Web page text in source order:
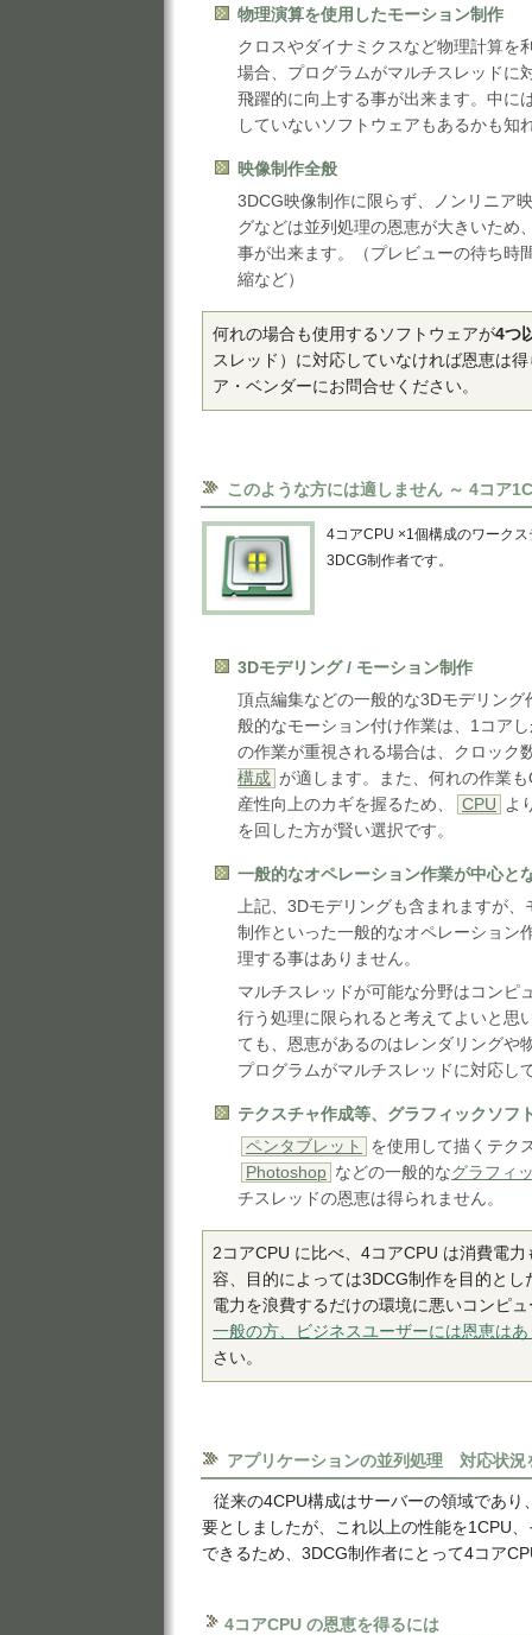
物理演算を使用したモーション制作
クロスやダイナミクスなど物理計算を
場合、プログラムがマルチスレッドに
飛躍的に向上する事が出来ます。中に
していないソフトウェアもあるかも知
映像制作全般
3DCG映像制作に限らず、ノンリニア
グなどは並列処理の恩恵が大きいため
事が出来ます。（プレビューの待ち時
縮など）
何れの場合も使用するソフトウェアが4つ
スレッド）に対応していなければ恩恵は
ア・ベンダーにお問合せください。
このような方には適しません ～ 4コア
4コアCPU ×1個構成のワーク
3DCG制作者です。
3Dモデリング / モーション制作
頂点編集などの一般的な3Dモデリング
般的なモーション付け作業は、1コア
の作業が重視される場合は、クロック
構成 が適します。また、何れの作業
産性向上のカギを握るため、
CPU よ
を回した方が賢い選択です。
一般的なオペレーション作業が中心と
上記、3Dモデリングも含まれますが、
制作といった一般的なオペレーション
理する事はありません。
マルチスレッドが可能な分野はコンピ
行う処理に限られると考えてよいと思
ても、恩恵があるのはレンダリングや
プログラムがマルチスレッドに対応し
テクスチャ作成等、グラフィックソフ
ペンタブレット
を使用して描くテク
Photoshop などの一般的なグラフィ
チスレッドの恩恵は得られません。
2コアCPU に比べ、4コアCPU は消費電
容、目的によっては3DCG制作を目的とし
電力を浪費するだけの環境に悪いコンピ
一般の方、ビジネスユーザーには恩恵は
さい。
アプリケーションの並列処理 対応状況
従来の4CPU構成はサーバーの領域であ
要としましたが、これ以上の性能を1CPU
できるため、3DCG制作者にとって4コア
4コアCPU の恩恵を得るには